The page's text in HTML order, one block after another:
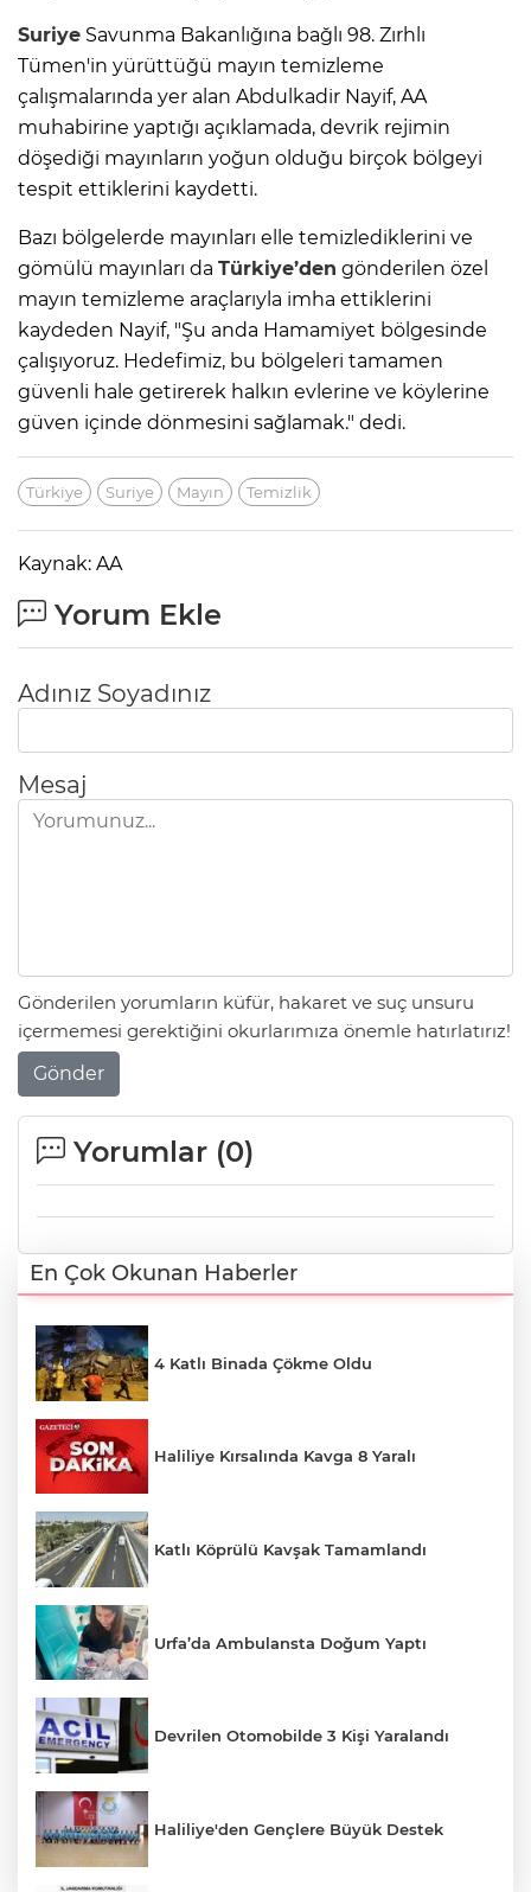
Suriye Savunma Bakanlığına bağlı 98. Zırhlı
Tümen'in yürüttüğü mayın temizleme
çalışmalarında yer alan Abdulkadir Nayif, AA
muhabirine yaptığı açıklamada, devrik rejimin
döşediği mayınların yoğun olduğu birçok bölgeyi
tespit ettiklerini kaydetti.
Bazı bölgelerde mayınları elle temizlediklerini ve
gömülü mayınları da Türkiye’den gönderilen özel
mayın temizleme araçlarıyla imha ettiklerini
kaydeden Nayif, "Şu anda Hamamiyet bölgesinde
çalışıyoruz. Hedefimiz, bu bölgeleri tamamen
güvenli hale getirerek halkın evlerine ve köylerine
güven içinde dönmesini sağlamak." dedi.
Türkiye Suriye Mayın Temizlik
Kaynak: AA
Yorum Ekle
Adınız Soyadınız
Mesaj
Gönderilen yorumların küfür, hakaret ve suç unsuru
içermemesi gerektiğini okurlarımıza önemle hatırlatırız!
Gönder
Yorumlar (0)
En Çok Okunan Haberler
4 Katlı Binada Çökme Oldu
Haliliye Kırsalında Kavga 8 Yaralı
Katlı Köprülü Kavşak Tamamlandı
Urfa’da Ambulansta Doğum Yaptı
Devrilen Otomobilde 3 Kişi Yaralandı
Haliliye'den Gençlere Büyük Destek